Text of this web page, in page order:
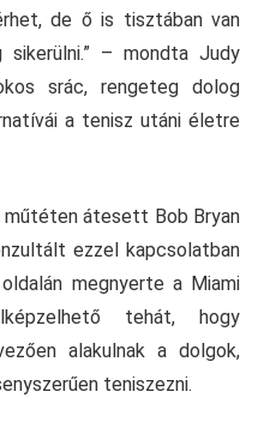
de ő is tisztában van
– mondta Judy
srác, rengeteg dolog
a tenisz utáni életre
műtéten átesett Bob Bryan
ezzel kapcsolatban
megnyerte a Miami
tehát, hogy
alakulnak a dolgok,
teniszezni.